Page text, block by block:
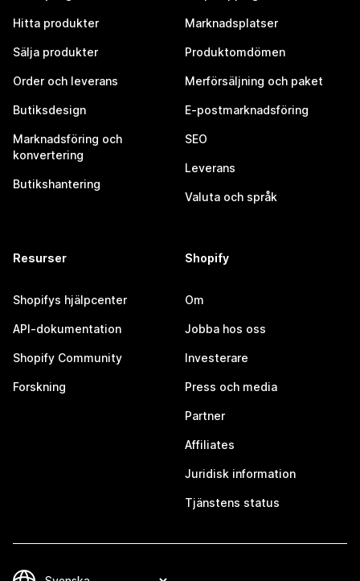
Hitta produkter
Sälja produkter
Order och leverans
Butiksdesign
Marknadsföring och
konvertering
Butikshantering
Marknadsplatser
Produktomdömen
Merförsäljning och paket
E-postmarknadsföring
SEO
Leverans
Valuta och språk
Resurser
Shopifys hjälpcenter
API-dokumentation
Shopify Community
Forskning
Shopify
Om
Jobba hos oss
Investerare
Press och media
Partner
Affiliates
Juridisk information
Tjänstens status